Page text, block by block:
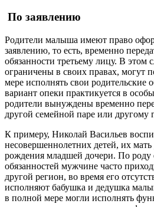
По заявлению
Родители малыша имеют право
заявлению, то есть, временно
обязанности третьему лицу. В этом
ограничены в своих правах, могут
мере исполнять свои родительские
вариант опеки практикуется в
родители вынуждены временно
другой семейной паре или другому
К примеру, Николай Васильев
несовершеннолетних детей, их
рождения младшей дочери. По роду
обязанностей мужчине часто
другой регион, во время его
исполняют бабушка и дедушка
в полной мере могли исполнять